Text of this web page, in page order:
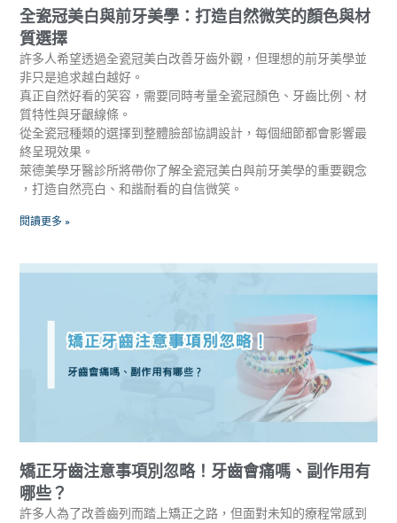
全瓷冠美白與前牙美學：打造自然微笑的顏色與材
質選擇
許多人希望透過全瓷冠美白改善牙齒外觀，但理想的前牙美學並
非只是追求越白越好。
真正自然好看的笑容，需要同時考量全瓷冠顏色、牙齒比例、材
質特性與牙齦線條。
從全瓷冠種類的選擇到整體臉部協調設計，每個細節都會影響最
終呈現效果。
萊德美學牙醫診所將帶你了解全瓷冠美白與前牙美學的重要觀念
，打造自然亮白、和諧耐看的自信微笑。
閱讀更多 »
矯正牙齒注意事項別忽略！牙齒會痛嗎、副作用有
哪些？
許多人為了改善齒列而踏上矯正之路，但面對未知的療程常感到